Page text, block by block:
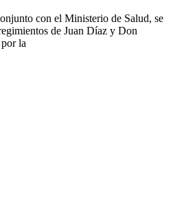
con el Ministerio de Salud, se
de Juan Díaz y Don
la